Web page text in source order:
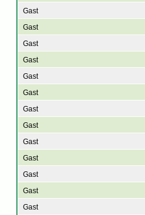
Gast
Gast
Gast
Gast
Gast
Gast
Gast
Gast
Gast
Gast
Gast
Gast
Gast